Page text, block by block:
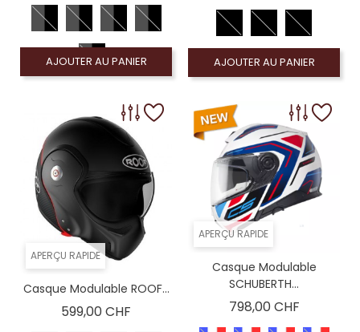
AJOUTER AU PANIER AJOUTER AU PANIER
APERÇU RAPIDE
Casque Modulable ROOF...
599,00 CHF
APERÇU RAPIDE
Casque Modulable
SCHUBERTH...
798,00 CHFPrix